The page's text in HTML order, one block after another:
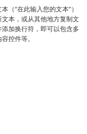
（“在此输入您的文本”）
本，或从其他地方复制文
加换行符，即可以包含多
控件等。